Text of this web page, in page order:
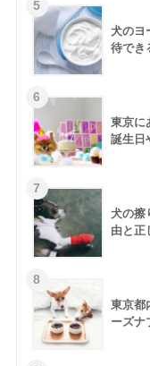
犬のヨ
待でき
東京に
誕生日
犬の擦
由と正
東京都
ーズナ